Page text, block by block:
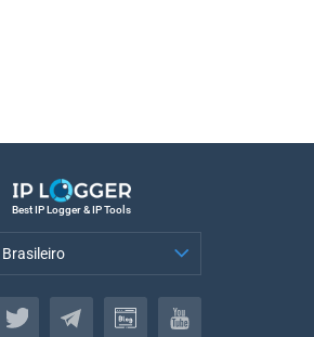
Best IP Logger & IP Tools
Brasileiro
Brasileiro